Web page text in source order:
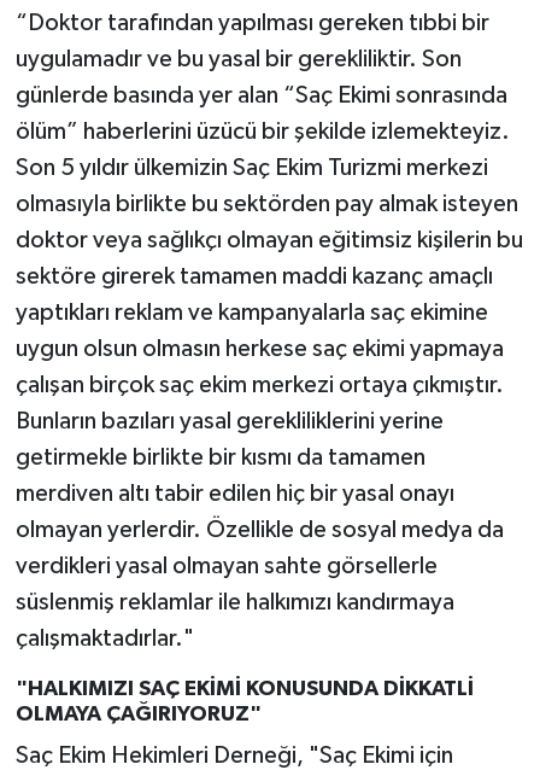
“Doktor tarafından yapılması gereken tıbbi bir
uygulamadır ve bu yasal bir gerekliliktir. Son
günlerde basında yer alan “Saç Ekimi sonrasında
ölüm” haberlerini üzücü bir şekilde izlemekteyiz.
Son 5 yıldır ülkemizin Saç Ekim Turizmi merkezi
olmasıyla birlikte bu sektörden pay almak isteyen
doktor veya sağlıkçı olmayan eğitimsiz kişilerin bu
sektöre girerek tamamen maddi kazanç amaçlı
yaptıkları reklam ve kampanyalarla saç ekimine
uygun olsun olmasın herkese saç ekimi yapmaya
çalışan birçok saç ekim merkezi ortaya çıkmıştır.
Bunların bazıları yasal gerekliliklerini yerine
getirmekle birlikte bir kısmı da tamamen
merdiven altı tabir edilen hiç bir yasal onayı
olmayan yerlerdir. Özellikle de sosyal medya da
verdikleri yasal olmayan sahte görsellerle
süslenmiş reklamlar ile halkımızı kandırmaya
çalışmaktadırlar."
"HALKIMIZI SAÇ EKİMİ KONUSUNDA DİKKATLİ
OLMAYA ÇAĞIRIYORUZ"
Saç Ekim Hekimleri Derneği, "Saç Ekimi için